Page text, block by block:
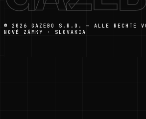
© 2026 GAZEBO S.R.O. — ALLE RECHTE
NOVÉ ZÁMKY · SLOVAKIA